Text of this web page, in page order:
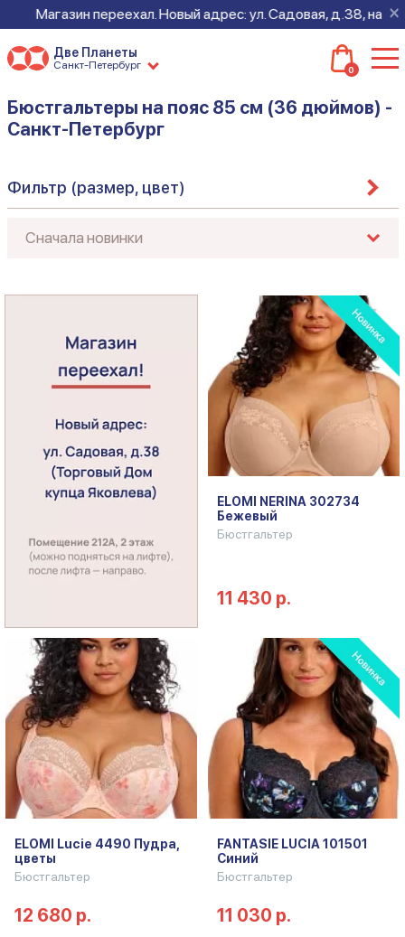
×
Новый адрес: ул. Садовая, д.38, на лифте на 2
Две Планеты
Санкт-Петербург 0
Бюстгальтеры на пояс 85 см (36 дюймов) -
Санкт-Петербург
Фильтр (размер, цвет)
ELOMI NERINA 302734
Бежевый
Бюстгальтер
11 430 р.
ELOMI Lucie 4490 Пудра,
цветы
Бюстгальтер
12 680 р.
FANTASIE LUCIA 101501
Синий
Бюстгальтер
11 030 р.